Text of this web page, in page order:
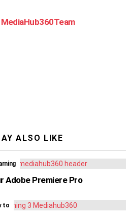
MediaHub360Team
ALSO LIKE
Adobe Premiere Pro
to